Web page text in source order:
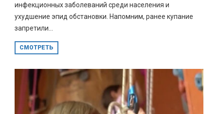
инфекционных заболеваний среди населения и
ухудшение эпид обстановки. Напомним, ранее купание
запретили...
СМОТРЕТЬ